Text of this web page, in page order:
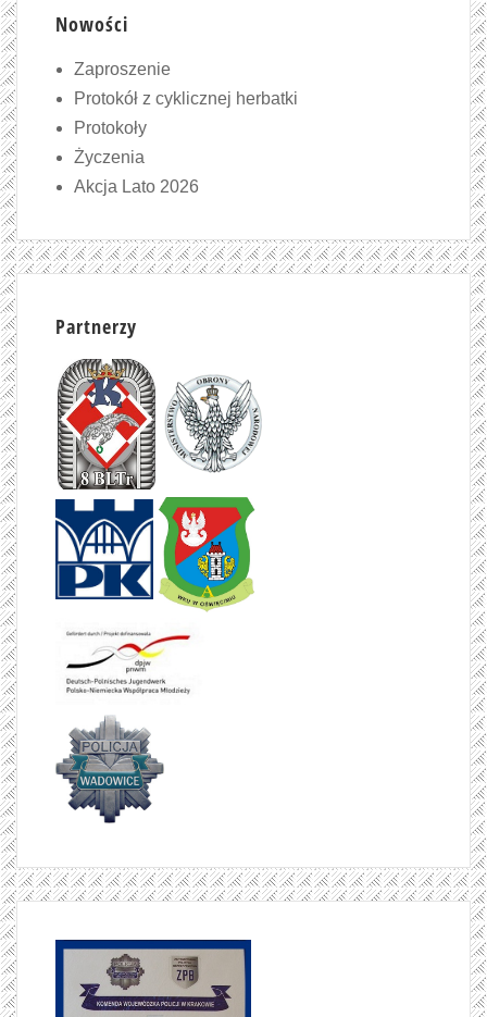
Nowości
Zaproszenie
Protokół z cyklicznej herbatki
Protokoły
Życzenia
Akcja Lato 2026
Partnerzy